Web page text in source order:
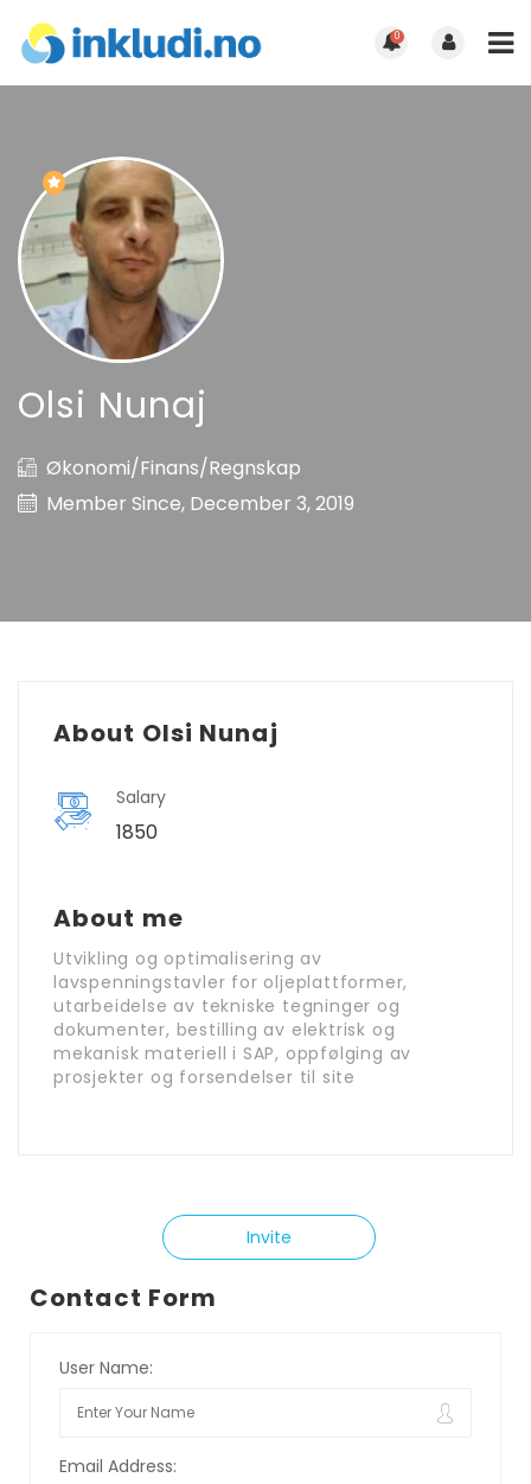
0
Olsi Nunaj
Økonomi/Finans/Regnskap
Member Since, December 3, 2019
About Olsi Nunaj
Salary
1850
About me
Utvikling og optimalisering av
lavspenningstavler for oljeplattformer,
utarbeidelse av tekniske tegninger og
dokumenter, bestilling av elektrisk og
mekanisk materiell i SAP, oppfølging av
prosjekter og forsendelser til site
Invite
Contact Form
User Name:
Email Address: